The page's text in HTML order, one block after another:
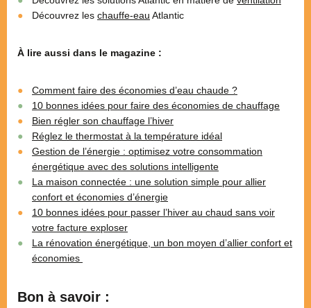
Découvrez les chauffe-eau Atlantic
À lire aussi dans le magazine :
Comment faire des économies d’eau chaude ?
10 bonnes idées pour faire des économies de chauffage
Bien régler son chauffage l’hiver
Réglez le thermostat à la température idéal
Gestion de l’énergie : optimisez votre consommation
énergétique avec des solutions intelligente
La maison connectée : une solution simple pour allier
confort et économies d’énergie
10 bonnes idées pour passer l’hiver au chaud sans voir
votre facture exploser
La rénovation énergétique, un bon moyen d’allier confort et
économies
Bon à savoir :